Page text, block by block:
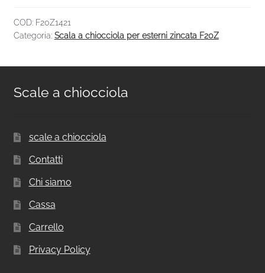
COD: F20Z1421
Categoria: Scala a chiocciola per esterni zincata F20Z
Scale a chiocciola
scale a chiocciola
Contatti
Chi siamo
Cassa
Carrello
Privacy Policy